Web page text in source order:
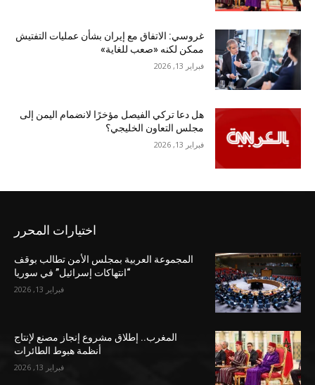
غروسي: الاتفاق مع إيران بشأن عمليات التفتيش
ممكن لكنه «صعب للغاية»
فبراير 13, 2026
هل دعا تركي الفيصل مؤخرًا لانضمام اليمن إلى
مجلس التعاون الخليجي؟
فبراير 13, 2026
اختيارات المحرر
المجموعة العربية بمجلس الأمن تطالب بوقف
“انتهاكات إسرائيل” في سوريا
فبراير 13, 2026
المغرب.. إطلاق مشروع إنجاز مصنع لإنتاج
أنظمة هبوط الطائرات
فبراير 13, 2026